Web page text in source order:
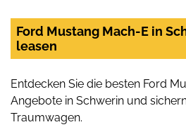
Ford Mustang Mach-E in
leasen
Entdecken Sie die besten Ford
Angebote in Schwerin und
Traumwagen.